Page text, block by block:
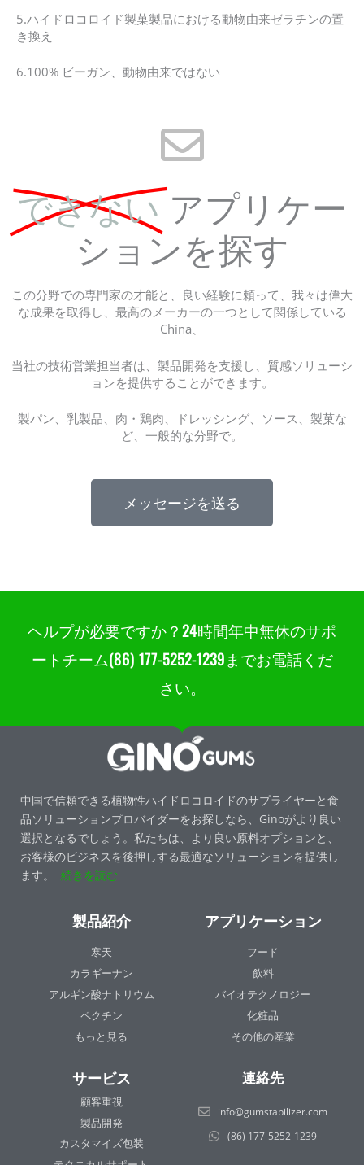
5.ハイドロコロイド製菓製品における動物由来ゼラチンの置
き換え
6.100% ビーガン、動物由来ではない
できない アプリケー
ションを探す
この分野での専門家の才能と、良い経験に頼って、我々は偉大
な成果を取得し、最高のメーカーの一つとして関係している
China、
当社の技術営業担当者は、製品開発を支援し、質感ソリューシ
ョンを提供することができます。
製パン、乳製品、肉・鶏肉、ドレッシング、ソース、製菓な
ど、一般的な分野で。
メッセージを送る
ヘルプが必要ですか？24時間年中無休のサポ
ートチーム(86) 177-5252-1239までお電話くだ
さい。
中国で信頼できる植物性ハイドロコロイドのサプライヤーと食
品ソリューションプロバイダーをお探しなら、Ginoがより良い
選択となるでしょう。私たちは、より良い原料オプションと、
お客様のビジネスを後押しする最適なソリューションを提供し
ます。 続きを読む
製品紹介
寒天
カラギーナン
アルギン酸ナトリウム
ペクチン
もっと見る
アプリケーション
フード
飲料
バイオテクノロジー
化粧品
その他の産業
サービス
顧客重視
製品開発
カスタマイズ包装
連絡先
info@gumstabilizer.com
(86) 177-5252-1239